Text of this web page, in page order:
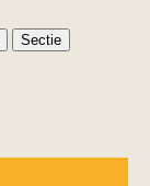
Sectie